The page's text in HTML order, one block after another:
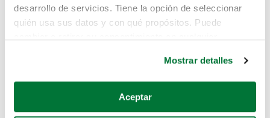
desarrollo de servicios. Tiene la opción de seleccionar
quién usa sus datos y con qué propósitos. Puede
Si lo permite, también quisiéramos:
Recopilar información sobre su ubicación geográfica
Mostrar detalles
Aceptar
Pero puedes encontrar el coche que estás
buscando en alguno de estos enlaces:
Coches de segunda mano
Coches de km0